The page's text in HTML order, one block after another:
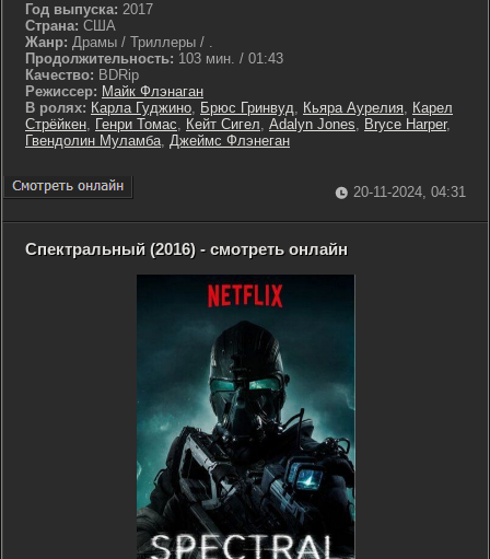
Год выпуска: 2017
Страна: США
Жанр: Драмы / Триллеры / .
Продолжительность: 103 мин. / 01:43
Качество: BDRip
Режиссер: Майк Флэнаган
В ролях: Карла Гуджино, Брюс Гринвуд, Кьяра Аурелия, Карел
Стрёйкен, Генри Томас, Кейт Сигел, Adalyn Jones, Bryce Harper,
Гвендолин Муламба, Джеймс Флэнеган
20-11-2024, 04:31
Спектральный (2016) - смотреть онлайн